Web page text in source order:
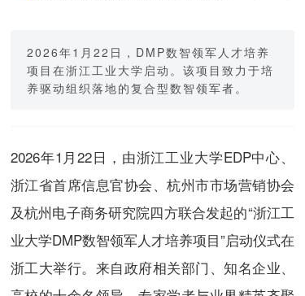
2026年1月22日，DMP数智领军人才培养
项目在浙江工业大学启动。该项目致力于培
养驱动组织落地的复合型数智领军者。
2026年1月22日，由浙江工业大学EDP中心、
浙江省首席信息官协会、杭州市市场营销协会
及杭州电子商务研究院四方联合发起的“浙江工
业大学DMP数智领军人才培养项目”启动仪式在
浙工大举行。 来自政府相关部门、知名企业、